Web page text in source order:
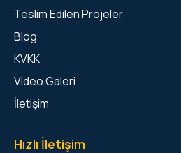
Teslim Edilen Projeler
Blog
KVKK
Video Galeri
İletişim
Hızlı İletişim